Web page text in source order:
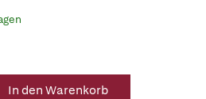
In den Warenkorb